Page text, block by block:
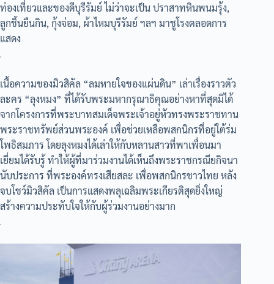
ท่องเที่ยวและของดีบุรีรัมย์ ไม่ว่าจะเป็น ปราสาทหินพนมรุ้ง,
ลูกชิ้นยืนกิน, กุ้งจ่อม, ผ้าไหมบุรีรัมย์ ฯลฯ มาชูโรงตลอดการ
แสดง
.
เนื้อความของมิวสิคัล “ลมหายใจของแผ่นดิน” เล่าเรื่องราวตัว
ละคร “ลุงหมง” ที่ได้รับพระมหากรุณาธิคุณอย่างหาที่สุดมิได้
จากโครงการที่พระบาทสมเด็จพระเจ้าอยู่หัวทรงพระราชทาน
พระราชทรัพย์ส่วนพระองค์ เพื่อช่วยเหลือพสกนิกรที่อยู่ใต้ร่ม
โพธิสมภาร โดยลุงหมงได้เล่าให้กับหลานสาวที่พาเพื่อนมา
เยี่ยมได้รับรู้ ทำให้ผู้ที่มาร่วมงานได้เห็นถึงพระราชกรณียกิจนา
นับประการ ที่พระองค์ทรงเสียสละ เพื่อพสกนิกรชาวไทย หลัง
จบโชว์มิวสิคัล เป็นการแสดงพลุเฉลิมพระเกียรติสุดยิ่งใหญ่
สร้างความประทับใจให้กับผู้ร่วมงานอย่างมาก
.